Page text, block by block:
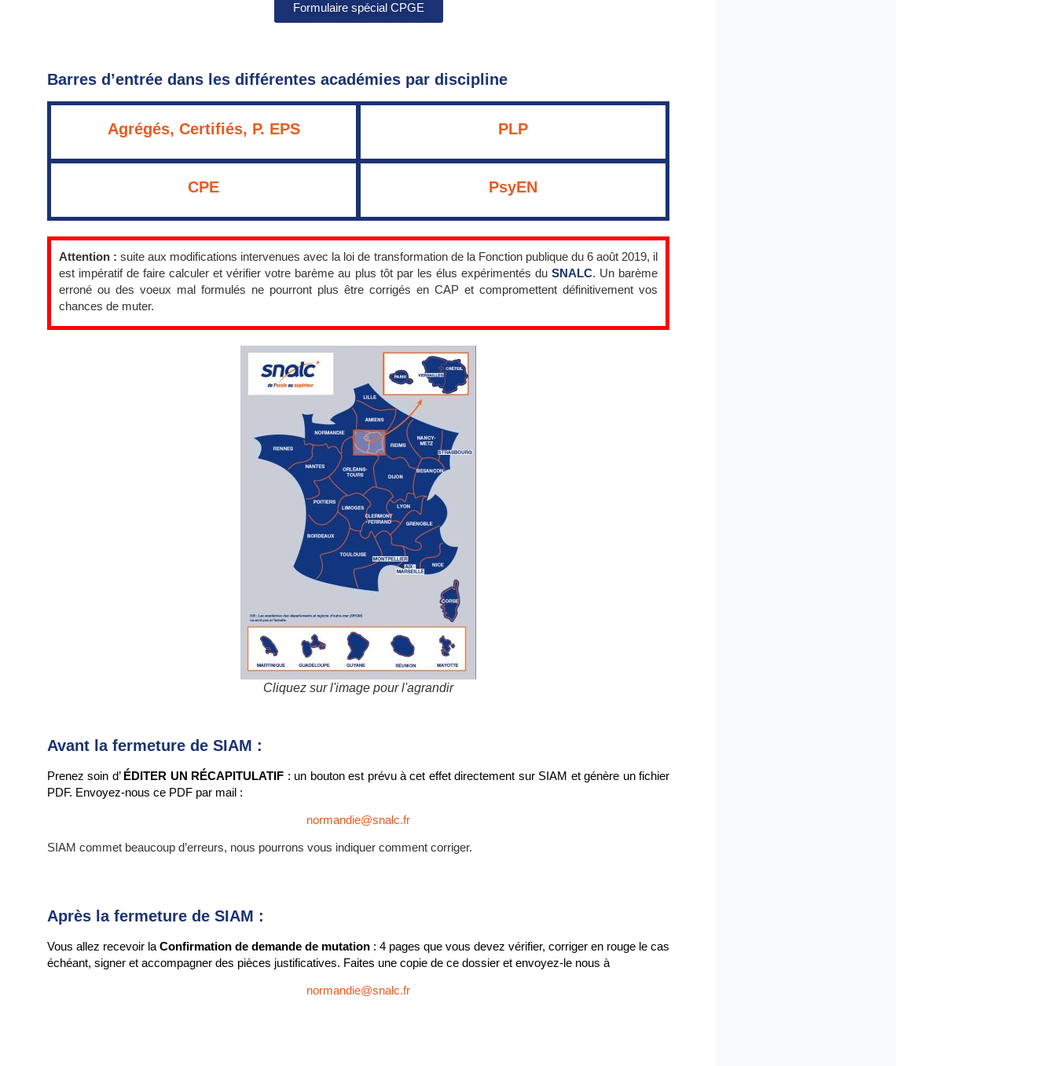
Formulaire spécial CPGE
Barres d’entrée dans les différentes académies par discipline
Agrégés, Certifiés, P. EPS PLP
CPE PsyEN
Attention :suite aux modifications intervenues avec la loi de transformation de la Fonction publique du 6 août 2019, il
est impératif de faire calculer et vérifier votre barème au plus tôt par les élus expérimentés du SNALC. Un barème
erroné ou des voeux mal formulés ne pourront plus être corrigés en CAP et compromettent définitivement vos
chances de muter.
Cliquez sur l'image pour l'agrandir
Avant la fermeture de SIAM :
Prenez soin d’ ÉDITER UN RÉCAPITULATIF : un bouton est prévu à cet effet directement sur SIAM et génère un fichier
PDF. Envoyez-nous ce PDF par mail :
normandie@snalc.fr
SIAM commet beaucoup d’erreurs, nous pourrons vous indiquer comment corriger.
Après la fermeture de SIAM :
Vous allez recevoir la Confirmation de demande de mutation : 4 pages que vous devez vérifier, corriger en rouge le cas
échéant, signer et accompagner des pièces justificatives. Faites une copie de ce dossier et envoyez-le nous à
normandie@snalc.fr